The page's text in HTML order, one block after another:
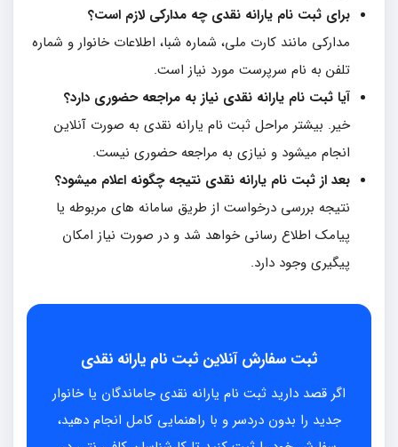
برای ثبت نام یارانه نقدی چه مدارکی لازم است؟
مدارکی مانند کارت ملی، شماره شبا، اطلاعات خانوار و شماره
تلفن به نام سرپرست مورد نیاز است.
آیا ثبت نام یارانه نقدی نیاز به مراجعه حضوری دارد؟
خیر. بیشتر مراحل ثبت نام یارانه نقدی به صورت آنلاین
انجام میشود و نیازی به مراجعه حضوری نیست.
بعد از ثبت نام یارانه نقدی نتیجه چگونه اعلام میشود؟
نتیجه بررسی درخواست از طریق سامانه های مربوطه یا
پیامک اطلاع رسانی خواهد شد و در صورت نیاز امکان
پیگیری وجود دارد.
ثبت سفارش آنلاین ثبت نام یارانه نقدی
اگر قصد دارید ثبت نام یارانه نقدی جاماندگان یا خانوار
جدید را بدون دردسر و با راهنمایی کامل انجام دهید،